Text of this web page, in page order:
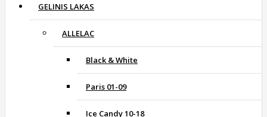
GELINIS LAKAS
ALLELAC
Black & White
Paris 01-09
Ice Candy 10-18